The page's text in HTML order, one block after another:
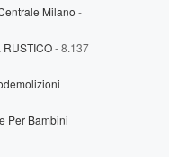
Milano -
- 8.137
Per Bambini